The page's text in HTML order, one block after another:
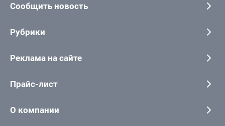
Сообщить новость
Рубрики
Реклама на сайте
Прайс-лист
О компании